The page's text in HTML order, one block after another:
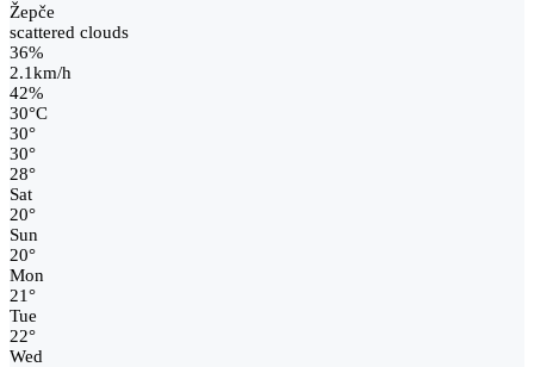
Žepče
scattered clouds
36%
2.1km/h
42%
30°C
30°
30°
28°
Sat
20°
Sun
20°
Mon
21°
Tue
22°
Wed